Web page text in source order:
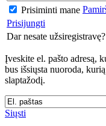
Prisiminti mane
Prisijungti
Dar nesate užsiregistravę?
Įveskite el. pašto adresą,
bus išsiųsta nuoroda,
slaptažodį.
Siųsti